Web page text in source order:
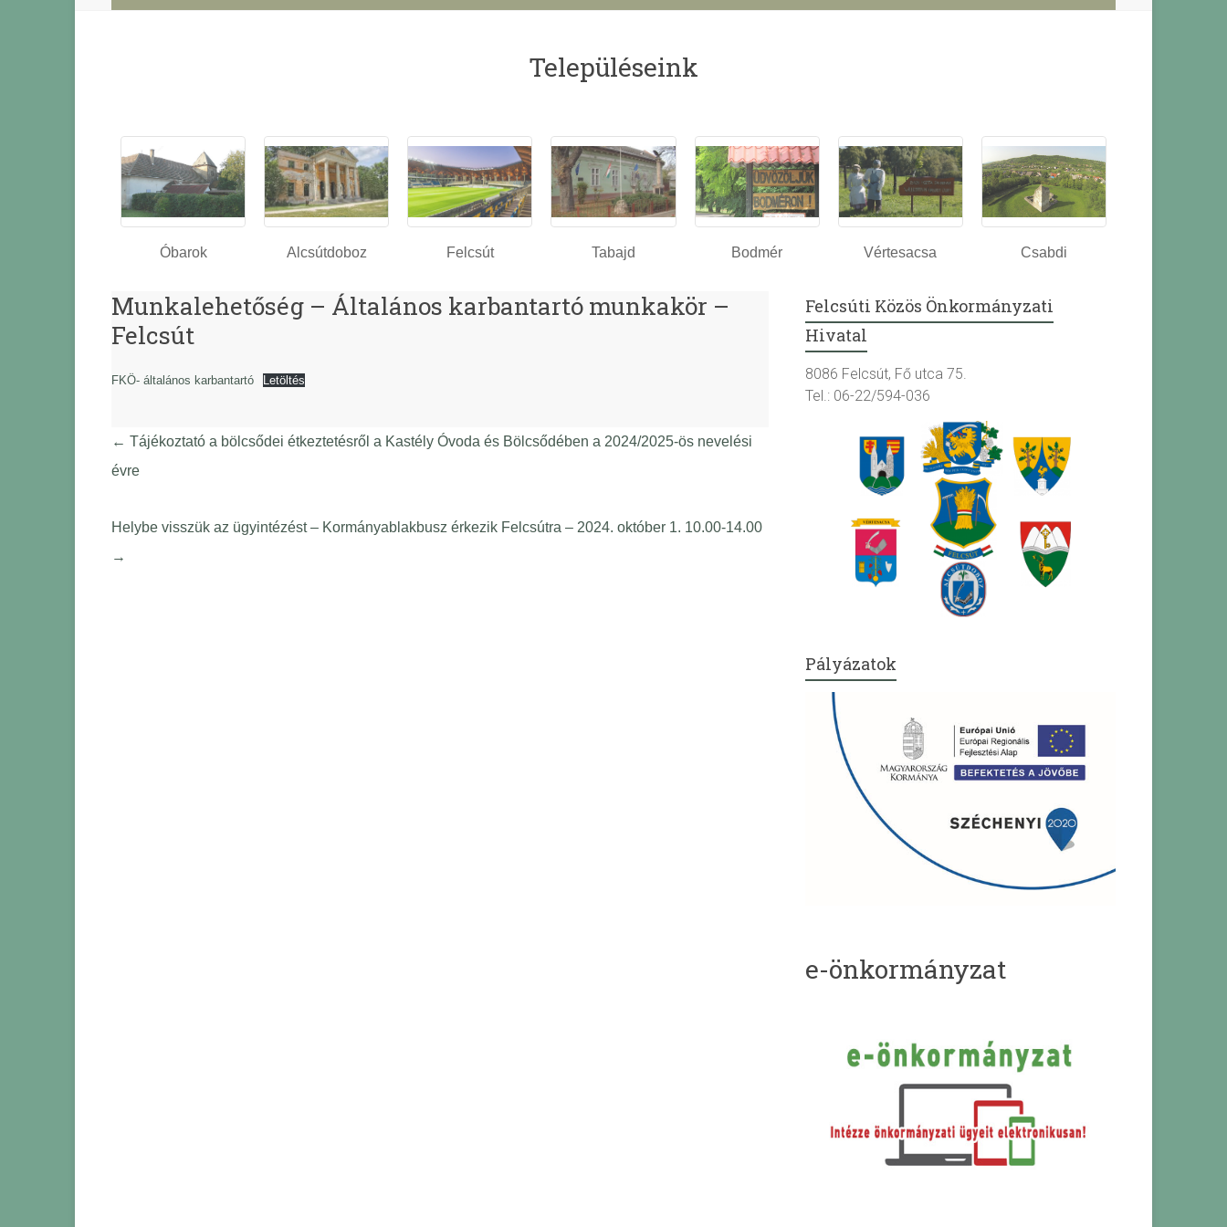
Településeink
Óbarok Alcsútdoboz Felcsút Tabajd Bodmér Vértesacsa Csabdi
Munkalehetőség – Általános karbantartó munkakör –
Felcsút
FKÖ- általános karbantartó Letöltés
← Tájékoztató a bölcsődei étkeztetésről a Kastély Óvoda és Bölcsődében a 2024/2025-ös nevelési
évre
Helybe visszük az ügyintézést – Kormányablakbusz érkezik Felcsútra – 2024. október 1. 10.00-14.00
→
Felcsúti Közös Önkormányzati
Hivatal
8086 Felcsút, Fő utca 75.
Tel.: 06-22/594-036
Pályázatok
e-önkormányzat